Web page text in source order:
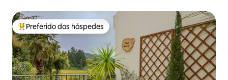
Entre os melhores preferidos dos hóspedes
Preferido dos hóspedes